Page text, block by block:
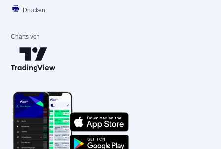
Drucken
Charts von